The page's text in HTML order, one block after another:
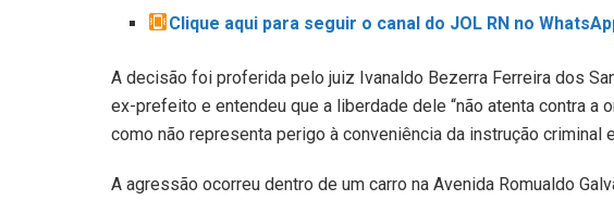
Clique aqui para seguir o canal do JOL RN no
A decisão foi proferida pelo juiz Ivanaldo Bezerra Ferreira dos
ex-prefeito e entendeu que a liberdade dele “não atenta contra a
como não representa perigo à conveniência da instrução criminal
A agressão ocorreu dentro de um carro na Avenida Romualdo